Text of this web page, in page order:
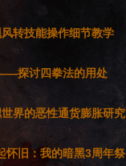
转技能操作细节教学
探讨四拳法的用处
界的恶性通货膨胀研究
怀旧：我的暗黑3周年祭